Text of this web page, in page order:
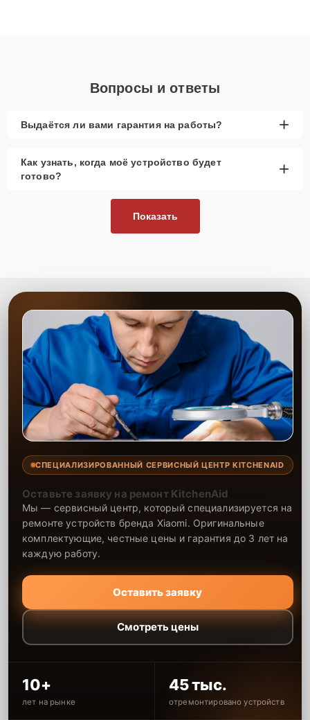
Вопросы и ответы
Выдаётся ли вами гарантия на работы? +
Как узнать, когда моё устройство будет
готово?
+
Показать
СПЕЦИАЛИЗИРОВАННЫЙ СЕРВИСНЫЙ ЦЕНТР KITCHENAID
Оставьте заявку на ремонт KitchenAid
Мы — сервисный центр, который специализируется на
ремонте устройств бренда Xiaomi. Оригинальные
комплектующие, честные цены и гарантия до 3 лет на
каждую работу.
Оставить заявку
Смотреть цены
10+
лет на рынке
45 тыс.
отремонтировано устройств